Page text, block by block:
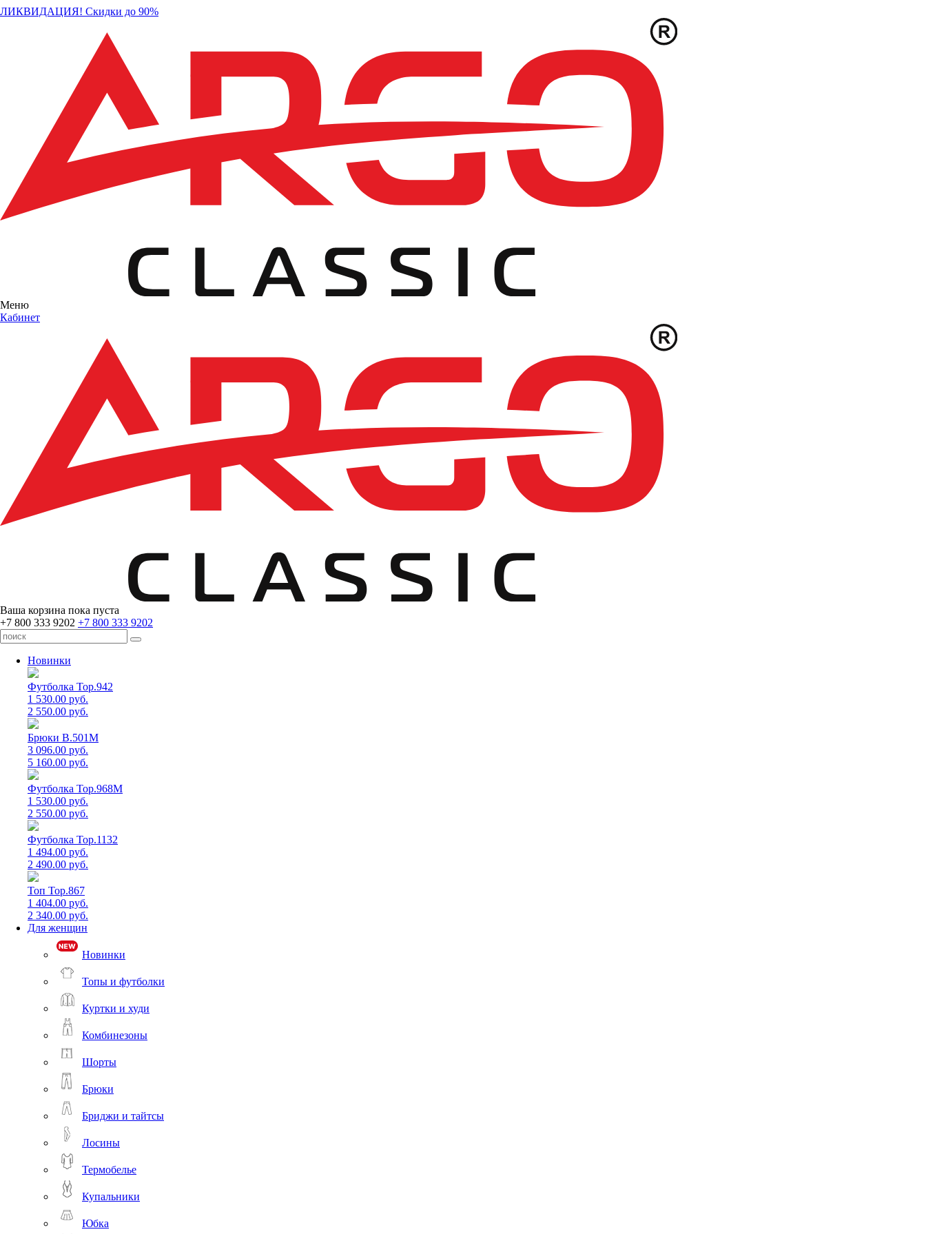
ЛИКВИДАЦИЯ! Скидки до 90%
Меню
Кабинет
Ваша корзина пока пуста
+7 800 333 9202 +7 800 333 9202
Новинки
Футболка Top.942
1 530.00 руб.
2 550.00 руб.
Брюки B.501M
3 096.00 руб.
5 160.00 руб.
Футболка Top.968M
1 530.00 руб.
2 550.00 руб.
Футболка Top.1132
1 494.00 руб.
2 490.00 руб.
Топ Top.867
1 404.00 руб.
2 340.00 руб.
Для женщин
Новинки
Топы и футболки
Куртки и худи
Комбинезоны
Шорты
Брюки
Бриджи и тайтсы
Лосины
Термобелье
Купальники
Юбка